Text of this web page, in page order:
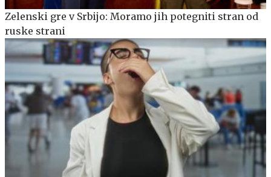
Zelenski gre v Srbijo: Moramo jih potegniti stran od
ruske strani